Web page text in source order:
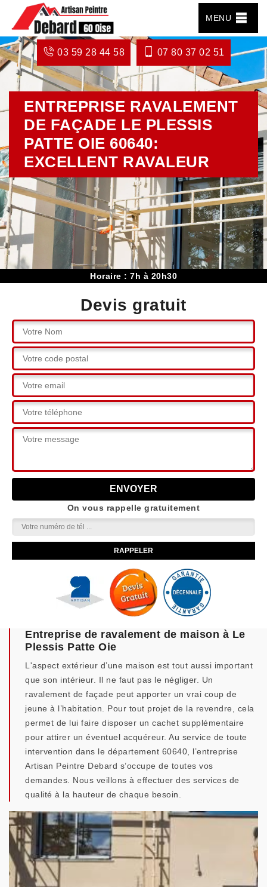
MENU
03 59 28 44 58 07 80 37 02 51
ENTREPRISE RAVALEMENT
DE FAÇADE LE PLESSIS
PATTE OIE 60640:
EXCELLENT RAVALEUR
Horaire : 7h à 20h30
Devis gratuit
On vous rappelle gratuitement
Entreprise de ravalement de maison à Le
Plessis Patte Oie
L'aspect extérieur d’une maison est tout aussi important
que son intérieur. Il ne faut pas le négliger. Un
ravalement de façade peut apporter un vrai coup de
jeune à l’habitation. Pour tout projet de la revendre, cela
permet de lui faire disposer un cachet supplémentaire
pour attirer un éventuel acquéreur. Au service de toute
intervention dans le département 60640, l’entreprise
Artisan Peintre Debard s’occupe de toutes vos
demandes. Nous veillons à effectuer des services de
qualité à la hauteur de chaque besoin.